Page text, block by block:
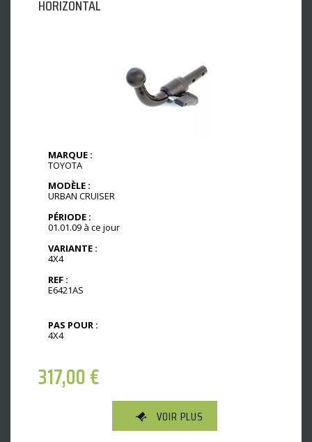
HORIZONTAL
MARQUE :
TOYOTA
MODÈLE :
URBAN CRUISER
PÉRIODE :
01.01.09 à ce jour
VARIANTE :
4X4
REF :
E6421AS
PAS POUR :
4X4
317,00€
VOIR PLUS